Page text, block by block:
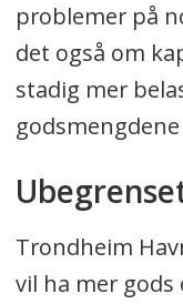
problemer på
det også om
stadig mer
Trondheim
vil ha mer gods